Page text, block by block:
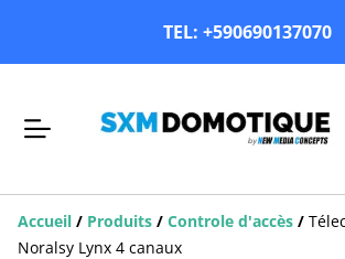
TEL: +590690137070
Accueil / Produits / Controle d'accès /
Noralsy Lynx 4 canaux